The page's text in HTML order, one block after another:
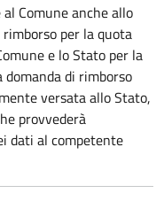
Comune anche allo
per la quota
e lo Stato per la
di rimborso
versata allo Stato,
provvederà
dati al competente